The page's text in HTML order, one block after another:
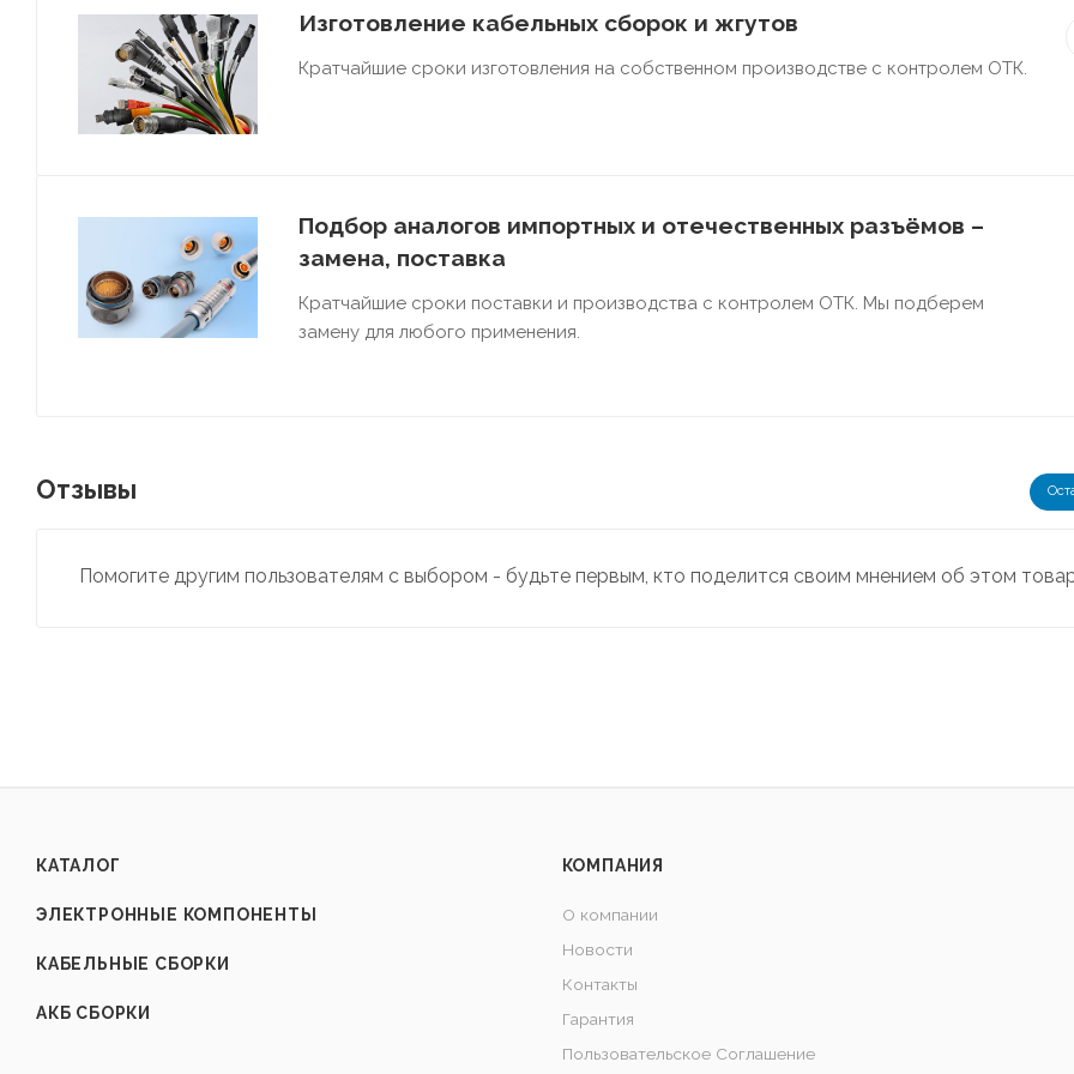
Изготовление кабельных сборок и жгутов
Кратчайшие сроки изготовления на собственном производстве с контролем ОТК.
Подбор аналогов импортных и отечественных разъёмов –
замена, поставка
Кратчайшие сроки поставки и производства с контролем ОТК. Мы подберем
замену для любого применения.
Отзывы
Помогите другим пользователям с выбором - будьте первым, кто поделится своим мнением об этом
КАТАЛОГ
ЭЛЕКТРОННЫЕ КОМПОНЕНТЫ
КАБЕЛЬНЫЕ СБОРКИ
АКБ СБОРКИ
КОМПАНИЯ
О компании
Новости
Контакты
Гарантия
Пользовательское Соглашение